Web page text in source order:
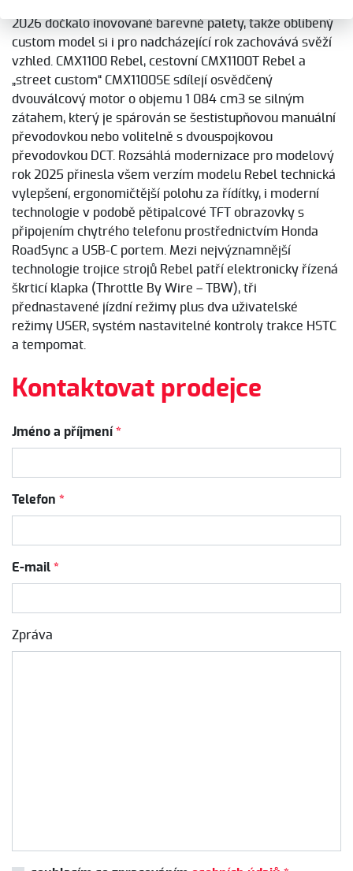
2026 dočkalo inovované barevné palety, takže oblíbený
custom model si i pro nadcházející rok zachovává svěží
vzhled. CMX1100 Rebel, cestovní CMX1100T Rebel a
„street custom“ CMX1100SE sdílejí osvědčený
dvouválcový motor o objemu 1 084 cm3 se silným
zátahem, který je spárován se šestistupňovou manuální
převodovkou nebo volitelně s dvouspojkovou
převodovkou DCT. Rozsáhlá modernizace pro modelový
rok 2025 přinesla všem verzím modelu Rebel technická
vylepšení, ergonomičtější polohu za řídítky, i moderní
technologie v podobě pětipalcové TFT obrazovky s
připojením chytrého telefonu prostřednictvím Honda
RoadSync a USB-C portem. Mezi nejvýznamnější
technologie trojice strojů Rebel patří elektronicky řízená
škrticí klapka (Throttle By Wire – TBW), tři
přednastavené jízdní režimy plus dva uživatelské
režimy USER, systém nastavitelné kontroly trakce HSTC
a tempomat.
Kontaktovat prodejce
Jméno a příjmení *
Telefon *
E-mail *
Zpráva